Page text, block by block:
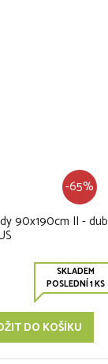
-65%
90x190cm II - dub
SKLADEM
POSLEDNÍ 1 KS
DO KOŠÍKU